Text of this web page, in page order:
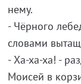
нему.
- Чёрного
словами
- Ха-ха-ха! -
Моисей в